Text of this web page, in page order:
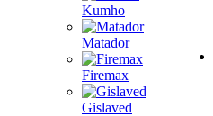
Kumho
Matador
Firemax
Gislaved